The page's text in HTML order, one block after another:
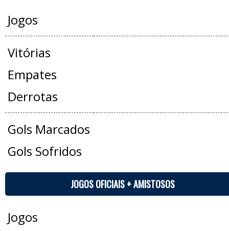
Jogos
Vitórias
Empates
Derrotas
Gols Marcados
Gols Sofridos
JOGOS OFICIAIS + AMISTOSOS
Jogos